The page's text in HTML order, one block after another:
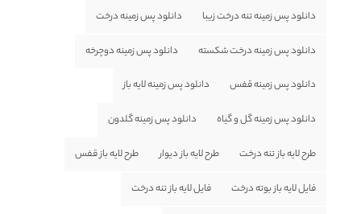
دانلود پس زمینه تنه درخت زیبا دانلود پس زمینه درخت
دانلود پس زمینه درخت شکسته دانلود پس زمینه دوچرخه
دانلود پس زمینه قفس دانلود پس زمینه لایه باز
دانلود پس زمینه گل و گیاه دانلود پس زمینه گلدون
طرح لایه باز تنه درخت طرح لایه باز دیوار طرح لایه باز قفس
فایل لایه باز بوته درخت فایل لایه باز تنه درخت